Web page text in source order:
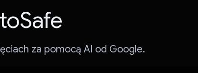
za pomocą AI od Google.